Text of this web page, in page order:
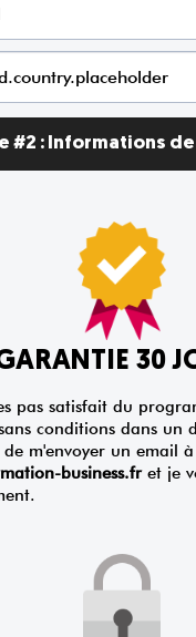
#2 : Informations
30
pas satisfait du
conditions dans un
m'envoyer un email à
business.fret je